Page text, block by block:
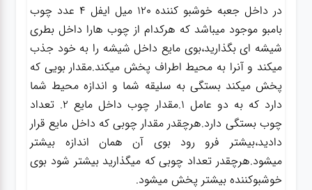
در داخل جعبه خوشبو کننده 120 میل ایفل 4 عدد چوب
بامبو موجود میباشد که هرکدام از چوب هارا داخل بطری
شیشه ای بگذارید،بوی مایع داخل شیشه را به خود جذب
میکند و آنرا به محیط اطراف پخش میکند.مقدار بویی که
پخش میکند بستگی به سلیقه شما و اندازه محیط شما
دارد که به دو عامل 1.مقدار چوب داخل مایع 2. تعداد
چوب بستگی دارد.هرچقدر مقدار چوبی که داخل مایع قرار
دادید،بیشتر فرو رود بوی آن همان اندازه بیشتر
میشود.هرچقدر تعداد چوبی که میگذارید بیشتر شود بوی
خوشبوکننده بیشتر پخش میشود.